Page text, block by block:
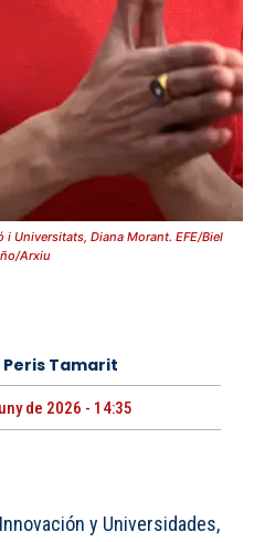
Universitats, Diana Morant. EFE/Biel
Arxiu
Peris Tamarit
de 2026 - 14:35
y Universidades,